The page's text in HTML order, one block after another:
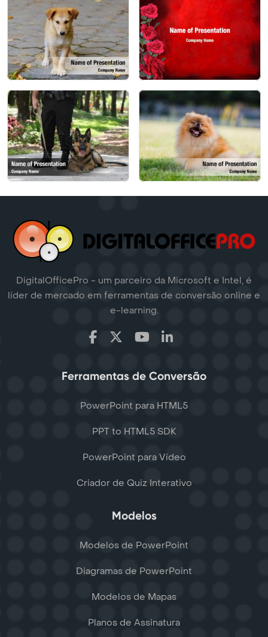
DigitalOfficePro - um parceiro da Microsoft e Intel, é
líder de mercado em ferramentas de conversão online e
e-learning.
Ferramentas de Conversão
PowerPoint para HTML5
PPT to HTML5 SDK
PowerPoint para Vídeo
Criador de Quiz Interativo
Modelos
Modelos de PowerPoint
Diagramas de PowerPoint
Modelos de Mapas
Planos de Assinatura